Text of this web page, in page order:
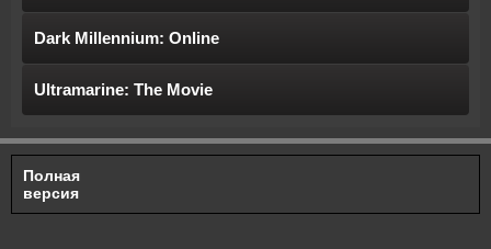
Dark Millennium: Online
Ultramarine: The Movie
Полная
версия